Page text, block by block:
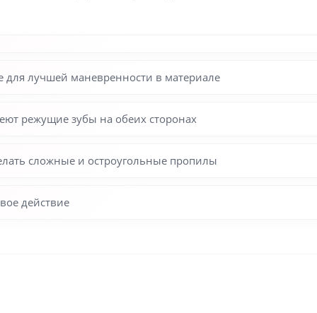
для лучшей маневренности в материале
режущие зубы на обеих сторонах
сложные и остроугольные пропилы
действие